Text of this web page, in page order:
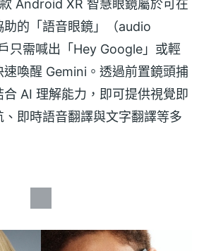
Android XR 智慧眼鏡屬於可在
的「語音眼鏡」（audio
只需喊出「Hey Google」或輕
喚醒 Gemini。透過前置鏡頭捕
AI 理解能力，即可提供視覺即
即時語音翻譯與文字翻譯等多